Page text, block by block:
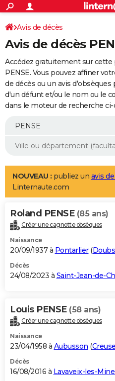
ACTUALITÉS
Politique
Société
Faits Divers
Education
Monde
Villes
+
SPORT
Coupe du monde 2026
Football
Tennis
Cyclisme
Rugby
Forum
Programme TV
TNT
Streaming
Cinéma
Sorties cinéma
Musique
+
FINANCE
Retraite
Impôts
Epargne
Immobilier
Risques naturels par ville
Banque
Assurance
Crédit
AUTO
Essais
Réserver un essai
Citadines
Berlines
SUV
Forum auto
+
Mobiles
Meilleur smartphone
Internet
Ordinateurs
Jeux vidéo
Guide high-tech
Aménagement intérieur
LIFESTYLE
Art de vivre
Bien-être
Loisirs
Mode
Modes de vie
Alimentation
Guide de la santé
Maladies
Médicaments
Sommeil
VOYAGE
Destinations
City break
Voyage nature
Voyage de noces
Forum
Climat
+PHOTO
GUIDES D'ACHAT
BONS PLANS
Carte de Noël
Carte Bonne année
Carte Saint-Valentin
Carte Pâques
Carte d'anniversaire
DICTIONNAIRE
Dictionnaire
Biographies
Citations
Expressions
Proverbes
PROGRAMME TV
S'inscrire
Se connecter
Lycées
Collèges
Primaires
Universités
Entreprises
Service militaire
Avis de recherche
AVIS DE DÉCÈS
Avis de décès
Avis de décès
Accédez gratuitement sur cette
PENSE. Vous pouvez affiner
de décès ou un avis
d'un défunt et/ou le nom ou le
dans le moteur de recherche ci-
NOUVEAU : publiez un avis
Linternaute.com
Roland PENSE (85 ans)
Créer une cagnotte obsèques
Naissance
20/09/1937 à Pontarlier(Doubs
Décès
24/08/2023 à Saint-Jean-de-
Louis PENSE (58 ans)
Créer une cagnotte obsèques
Naissance
23/04/1958 à Aubusson (Creuse
Décès
16/08/2016 à Lavaveix-les-